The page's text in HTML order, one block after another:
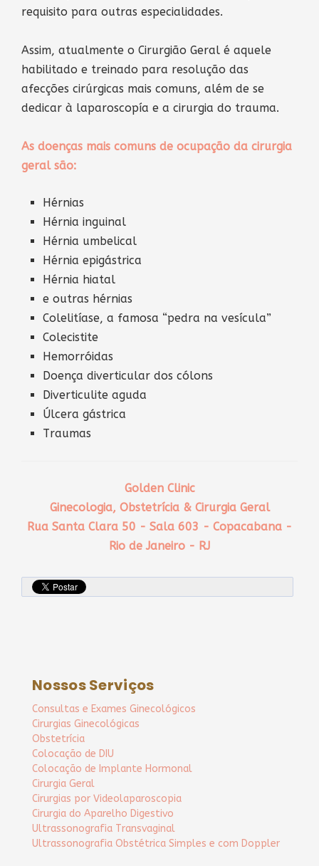
requisito para outras especialidades.
Assim, atualmente o Cirurgião Geral é aquele
habilitado e treinado para resolução das
afecções cirúrgicas mais comuns, além de se
dedicar à laparoscopía e a cirurgia do trauma.
As doenças mais comuns de ocupação da cirurgia
geral são:
Hérnias
Hérnia inguinal
Hérnia umbelical
Hérnia epigástrica
Hérnia hiatal
e outras hérnias
Colelitíase, a famosa “pedra na vesícula”
Colecistite
Hemorróidas
Doença diverticular dos cólons
Diverticulite aguda
Úlcera gástrica
Traumas
Golden Clinic
Ginecologia, Obstetrícia & Cirurgia Geral
Rua Santa Clara 50 - Sala 603 - Copacabana -
Rio de Janeiro - RJ
Nossos Serviços
Consultas e Exames Ginecológicos
Cirurgias Ginecológicas
Obstetrícia
Colocação de DIU
Colocação de Implante Hormonal
Cirurgia Geral
Cirurgias por Videolaparoscopia
Cirurgia do Aparelho Digestivo
Ultrassonografia Transvaginal
Ultrassonografia Obstétrica Simples e com Doppler